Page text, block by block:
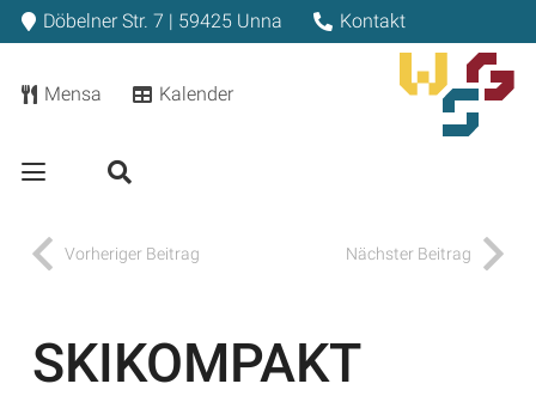
Döbelner Str. 7 | 59425 Unna Kontakt
Mensa Kalender
Vorheriger Beitrag Nächster Beitrag
SKIKOMPAKT